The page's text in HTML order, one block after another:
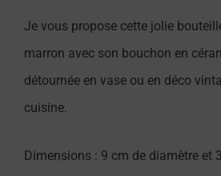
Je vous propose cette jolie
marron avec son bouchon en
détournée en vase ou en déco
cuisine.
Dimensions : 9 cm de diamètre et